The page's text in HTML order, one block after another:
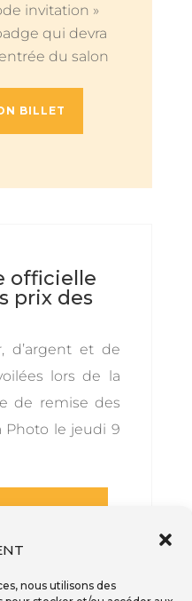
nous utilisons des
invitation »
qui devra
du salon
BILLET
officielle
prix des
d’argent et de
lors de la
de remise des
Photo le jeudi 9
FINALISTES